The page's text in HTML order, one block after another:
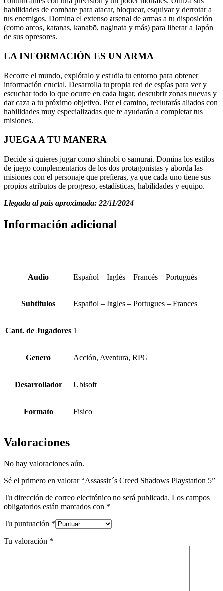
habilidades de combate para atacar, bloquear, esquivar y derrotar a
tus enemigos. Domina el extenso arsenal de armas a tu disposición
(como arcos, katanas, kanabō, naginata y más) para liberar a Japón
de sus opresores.
LA INFORMACIÓN ES UN ARMA
Recorre el mundo, explóralo y estudia tu entorno para obtener
información crucial. Desarrolla tu propia red de espías para ver y
escuchar todo lo que ocurre en cada lugar, descubrir zonas nuevas y
dar caza a tu próximo objetivo. Por el camino, reclutarás aliados con
habilidades muy especializadas que te ayudarán a completar tus
misiones.
JUEGA A TU MANERA
Decide si quieres jugar como shinobi o samurai. Domina los estilos
de juego complementarios de los dos protagonistas y aborda las
misiones con el personaje que prefieras, ya que cada uno tiene sus
propios atributos de progreso, estadísticas, habilidades y equipo.
Llegada al pais aproximada: 22/11/2024
Información adicional
Audio Español – Inglés – Francés – Portugués
Subtitulos Español – Ingles – Portugues – Frances
Cant. de Jugadores 1
Genero Acción, Aventura, RPG
Desarrollador Ubisoft
Formato Fisico
Valoraciones
No hay valoraciones aún.
Sé el primero en valorar “Assassin´s Creed Shadows Playstation 5”
Tu dirección de correo electrónico no será publicada. Los campos
obligatorios están marcados con *
Tu puntuación *
Tu valoración *